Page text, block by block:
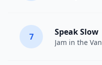
7 Speak Slow
Jam in the Van